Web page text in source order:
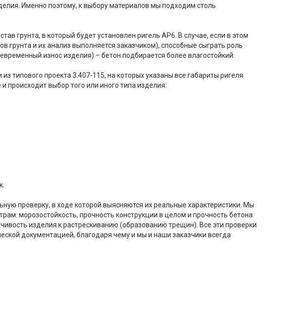
Именно поэтому, к выбору материалов мы подходим столь
грунта, в который будет установлен ригель АР6. В случае, если в этом
грунта и их анализ выполняется заказчиком), способные сыграть роль
износ изделия) – бетон подбирается более влагостойкий.
проекта 3.407-115, на которых указаны все габариты ригеля
выбор того или иного типа изделия:
проверку, в ходе которой выясняются их реальные характеристики. Мы
морозостойкость, прочность конструкции в целом и прочность бетона
изделия к растрескиванию (образованию трещин). Все эти проверки
документацией, благодаря чему и мы и наши заказчики всегда